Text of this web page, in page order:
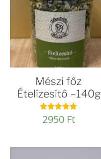
Mészi főz
Ételízesítő –140g
Értékelés:
5.00
2950 Ft